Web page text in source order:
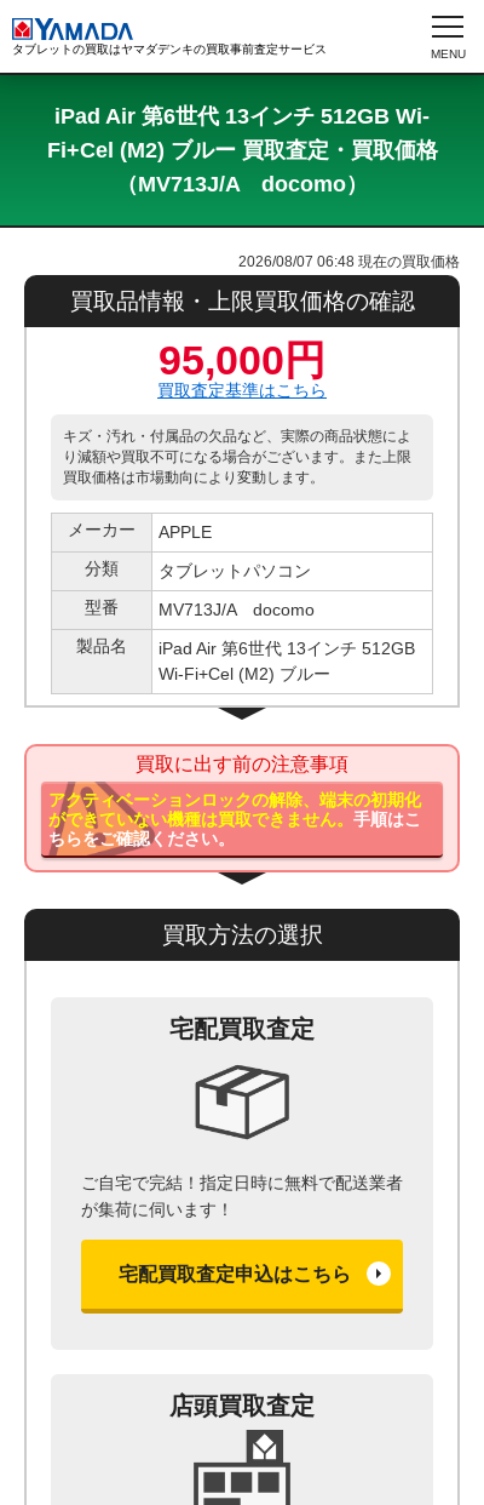
タブレットの買取はヤマダデンキの買取事前査定サービス
iPad Air 第6世代 13インチ 512GB Wi-
Fi+Cel (M2) ブルー 買取査定・買取価格
（MV713J/A docomo）
2026/08/07 06:48 現在の買取価格
買取品情報・上限買取価格の確認
95,000円
買取査定基準はこちら
キズ・汚れ・付属品の欠品など、実際の商品状態によ
り減額や買取不可になる場合がございます。また上限
買取価格は市場動向により変動します。
メーカー
APPLE
分類
タブレットパソコン
型番
MV713J/A docomo
製品名
iPad Air 第6世代 13インチ 512GB
Wi-Fi+Cel (M2) ブルー
買取に出す前の注意事項
アクティベーションロックの解除、端末の初期化
ができていない機種は買取できません。手順はこ
ちらをご確認ください。
買取方法の選択
宅配買取査定
ご自宅で完結！指定日時に無料で配送業者
が集荷に伺います！
宅配買取査定申込はこちら
店頭買取査定